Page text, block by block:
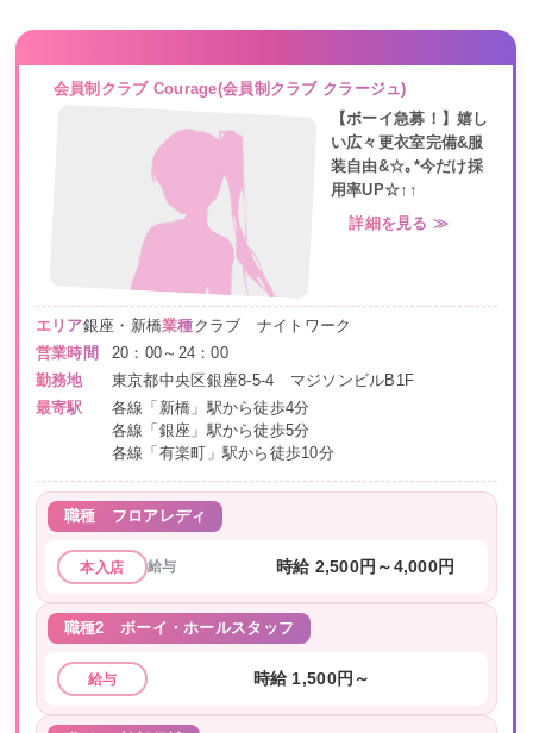
会員制クラブ Courage(会員制クラブ クラージュ)
【ボーイ急募！】嬉し
い広々更衣室完備&服
装自由&☆｡*今だけ採
用率UP☆↑↑
詳細を見る ≫
エリア銀座・新橋業種クラブ ナイトワーク
営業時間
20：00～24：00
勤務地
東京都中央区銀座8-5-4 マジソンビルB1F
最寄駅
各線「新橋」駅から徒歩4分
各線「銀座」駅から徒歩5分
各線「有楽町」駅から徒歩10分
職種 フロアレディ
本入店 給与 時給 2,500円～4,000円
職種2 ボーイ・ホールスタッフ
給与 時給 1,500円～